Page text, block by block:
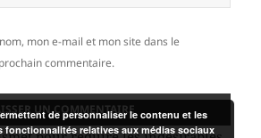
mon e-mail et mon site dans le
commentaire.
de personnaliser le contenu et les
fonctionnalités relatives aux médias sociaux